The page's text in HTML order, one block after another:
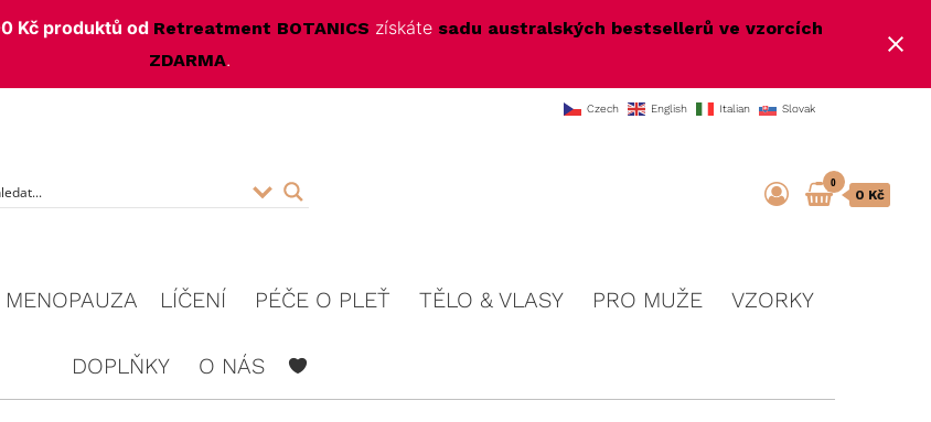
Kč produktů od Retreatment BOTANICS získáte sadu australských bestsellerů ve vzorcích
ZDARMA.
Czech English Italian Slovak
0
0 Kč
MENOPAUZA LÍČENÍ PÉČE O PLEŤ TĚLO & VLASY PRO MUŽE VZORKY
DOPLŇKY O NÁS